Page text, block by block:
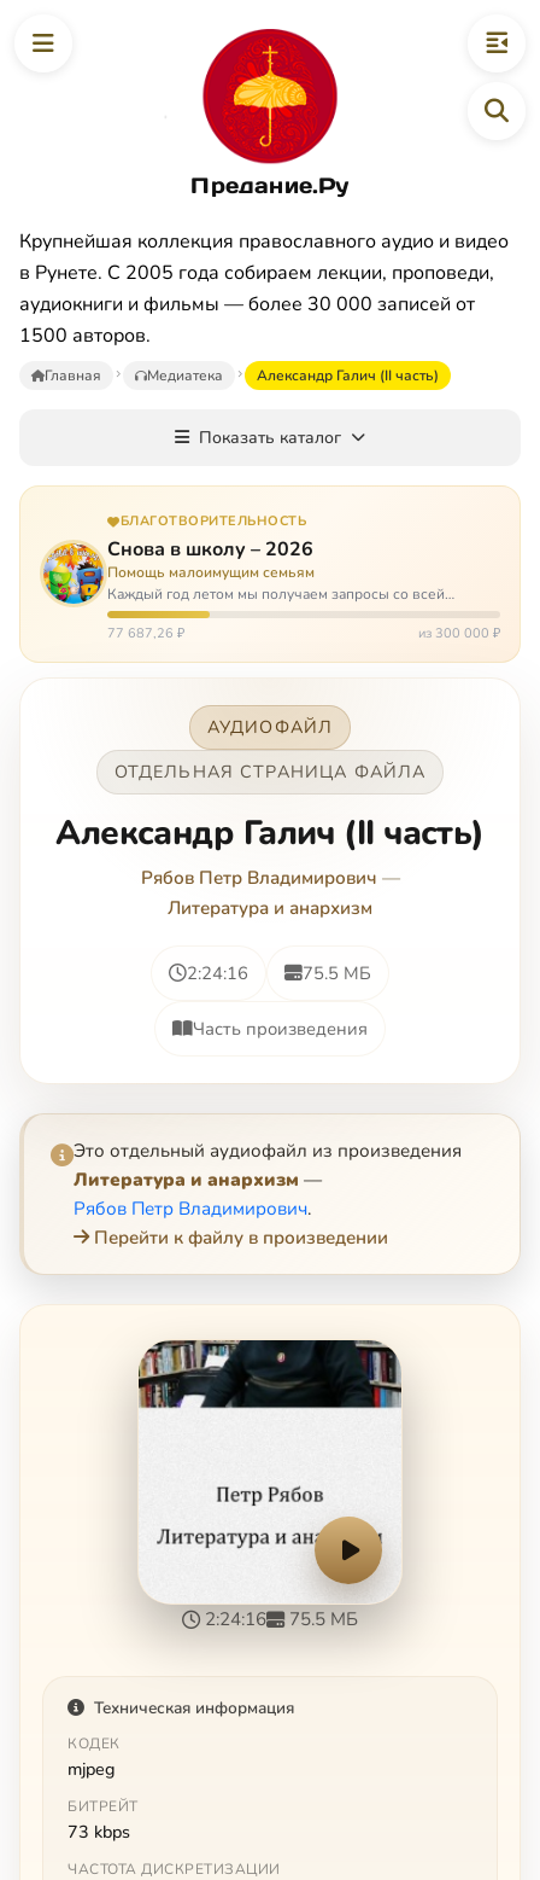
Предание.Ру
Крупнейшая коллекция православного аудио и видео
в Рунете. С 2005 года собираем лекции, проповеди,
аудиокниги и фильмы — более 30 000 записей от
1500 авторов.
Главная Медиатека Александр Галич (II часть)
Показать каталог
БЛАГОТВОРИТЕЛЬНОСТЬ
Снова в школу – 2026
Помощь малоимущим семьям
Каждый год летом мы получаем запросы со всей
России: помогите собраться в школу. Семьи с больными
детьми или родителями, семьи без пап или мам,
77 687,26 ₽ из 300 000 ₽
АУДИОФАЙЛ
ОТДЕЛЬНАЯ СТРАНИЦА ФАЙЛА
Александр Галич (II часть)
Рябов Петр Владимирович —
Литература и анархизм
2:24:16 75.5 МБ
Часть произведения
Это отдельный аудиофайл из произведения
Литература и анархизм —
Рябов Петр Владимирович.
Перейти к файлу в произведении
2:24:16 75.5 МБ
Техническая информация
КОДЕК
mjpeg
БИТРЕЙТ
73 kbps
ЧАСТОТА ДИСКРЕТИЗАЦИИ